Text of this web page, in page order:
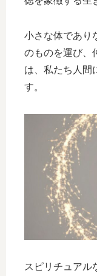
小さな体であり
のものを運び、
は、私たち人間
す。
スピリチュアル